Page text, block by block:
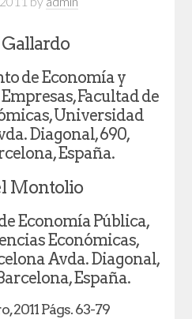
Gallardo
de Economía y
Facultad de
Universidad
Diagonal, 690,
España.
Montolio
Economía Pública,
Económicas,
Avda. Diagonal,
España.
2011 Págs. 63-79